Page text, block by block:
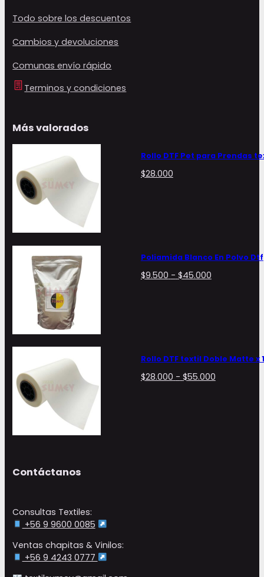
Todo sobre los descuentos
Cambios y devoluciones
Comunas envío rápido
Terminos y condiciones
Más valorados
Rollo DTF Pet para Prendas
$28.000
Poliamida Blanco En Polvo Dtf
$9.500 - $45.000Rango
Rollo DTF textil Doble Matte x
$28.000 - $55.000Rango
Contáctanos
Consultas Textiles:
+56 9 9600 0085
Ventas chapitas & Vinilos:
+56 9 4243 0777